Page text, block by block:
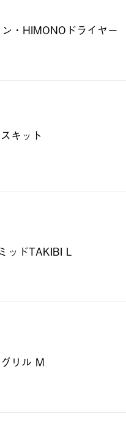
ン・HIMONOドライヤー
キット
ッドTAKIBI L
リル M